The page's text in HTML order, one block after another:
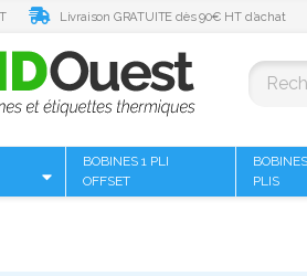
Livraison GRATUITE dès 90€ HT d’achat
BOBINES 1 PLI
OFFSET
PLIS